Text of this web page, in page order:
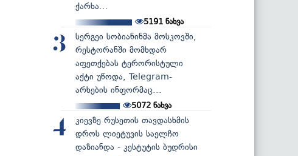
ქარხა...
5191 ნახვა
3
სერგეი სობიანინმა მოსკოვში,
რესტორანში მომხდარ
აფეთქებას ტერორისტული
აქტი უწოდა, Telegram-
არხების ინფორმაც...
5072ნახვა
4
კიევზე რუსეთის თავდასხმის
დროს ლიეტუვის საელჩო
დაზიანდა - კესტუტის ბუდრისი